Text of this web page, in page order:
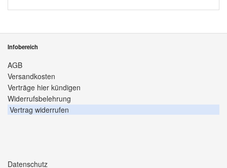
Infobereich
AGB
Versandkosten
Verträge hier kündigen
Widerrufsbelehrung
Vertrag widerrufen
Datenschutz